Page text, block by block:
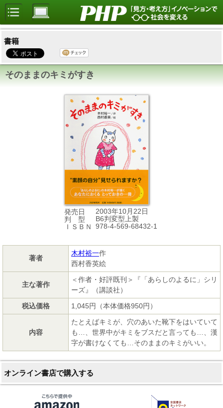
書籍
そのままのキミがすき
発売日
2003年10月22日
判 型
B6判変型上製
ＩＳＢＮ
978-4-569-68432-1
著者
木村裕一作
西村香英絵
主な著作
＜作者・好評既刊＞『「あらしのよるに」シリ
ーズ』（講談社）
税込価格
1,045円（本体価格950円）
内容
たとえばキミが、穴のあいた靴下をはいていて
も…、世界中がキミをブスだと言っても…、漢
字が書けなくても…そのままのキミがいい。
オンライン書店で購入する